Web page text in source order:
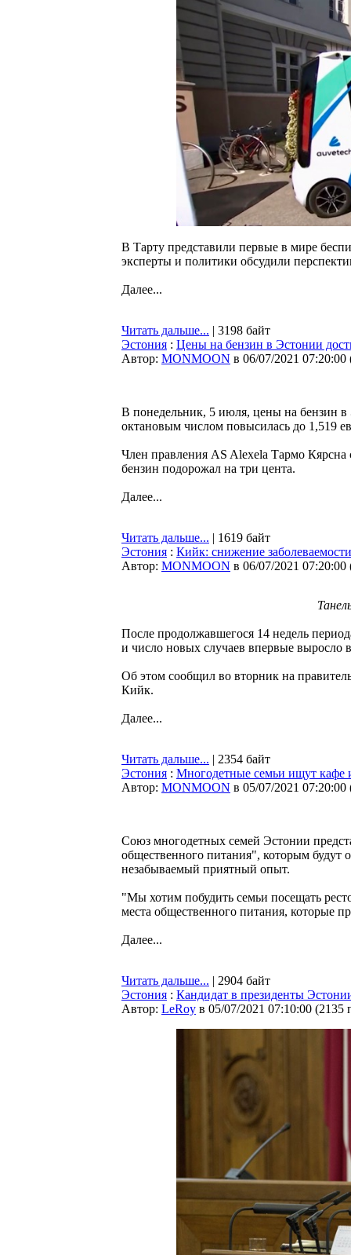
В Тарту представили первые в мире
эксперты и политики обсудили
Далее...
Читать дальше... | 3198 байт
Эстония : Цены на бензин в Эстонии
Автор: MONMOON в 06/07/2021 07:20:00
В понедельник, 5 июля, цены на бензин в
октановым числом повысилась до 1,519
Член правления AS Alexela Тармо
бензин подорожал на три цента.
Далее...
Читать дальше... | 1619 байт
Эстония : Кийк: снижение
Автор: MONMOON в 06/07/2021 07:20:00
После продолжавшегося 14 недель
и число новых случаев впервые выросло
Об этом сообщил во вторник на
Кийк.
Далее...
Читать дальше... | 2354 байт
Эстония : Многодетные семьи ищут кафе
Автор: MONMOON в 05/07/2021 07:20:00
Союз многодетных семей Эстонии
общественного питания", которым будут
незабываемый приятный опыт.
"Мы хотим побудить семьи посещать
места общественного питания, которые
Далее...
Читать дальше... | 2904 байт
Эстония : Кандидат в президенты
Автор: LeRoy в 05/07/2021 07:10:00 (2135